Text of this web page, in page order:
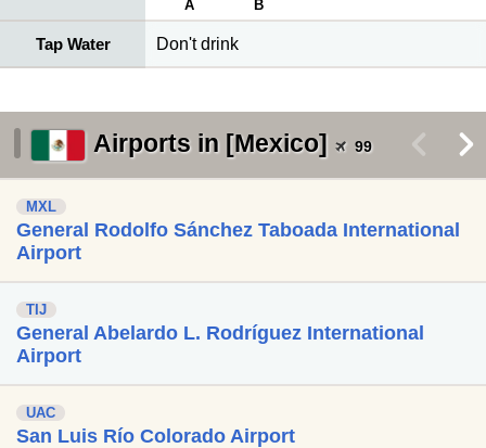
A B
Tap Water Don't drink
Airports in [Mexico] 99
MXL
General Rodolfo Sánchez Taboada International
Airport
TIJ
General Abelardo L. Rodríguez International
Airport
UAC
San Luis Río Colorado Airport